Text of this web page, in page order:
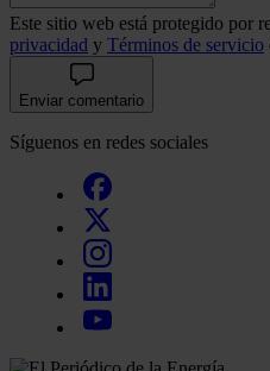
Este sitio web está protegido por
privacidad y Términos de servicio
Enviar comentario
Síguenos en redes sociales